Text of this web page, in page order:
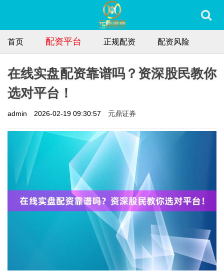
首页 配资平台 正规配资 配资风险
在线实盘配资靠谱吗？资深股民教你
选对平台！
admin 2026-02-19 09:30:57 元鼎证券